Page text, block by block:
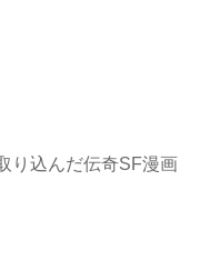
り込んだ伝奇SF漫画